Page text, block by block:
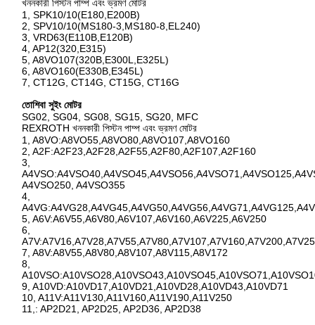
খননকারী পিস্টন পাম্প এবং ভ্রমণ মোটর
1, SPK10/10(E180,E200B)
2, SPV10/10(MS180-3,MS180-8,EL240)
3, VRD63(E110B,E120B)
4, AP12(320,E315)
5, A8VO107(320B,E300L,E325L)
6, A8VO160(E330B,E345L)
7, CT12G, CT14G, CT15G, CT16G
তোশিবা সুইং মোটর
SG02, SG04, SG08, SG15, SG20, MFC
REXROTH খননকারী পিস্টন পাম্প এবং ভ্রমণ মোটর
1, A8VO:A8VO55,A8VO80,A8VO107,A8VO160
2, A2F:A2F23,A2F28,A2F55,A2F80,A2F107,A2F160
3,
A4VSO250, A4VSO355
4,
5, A6V:A6V55,A6V80,A6V107,A6V160,A6V225,A6V250
6,
7, A8V:A8V55,A8V80,A8V107,A8V115,A8V172
8,
9, A10VD:A10VD17,A10VD21,A10VD28,A10VD43,A10VD71
10, A11V:A11V130,A11V160,A11V190,A11V250
11,: AP2D21, AP2D25, AP2D36, AP2D38